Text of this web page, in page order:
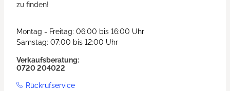
zu finden!
Montag - Freitag: 06:00 bis 16:00 Uhr
Samstag: 07:00 bis 12:00 Uhr
Verkaufsberatung:
0720 204022
Rückrufservice